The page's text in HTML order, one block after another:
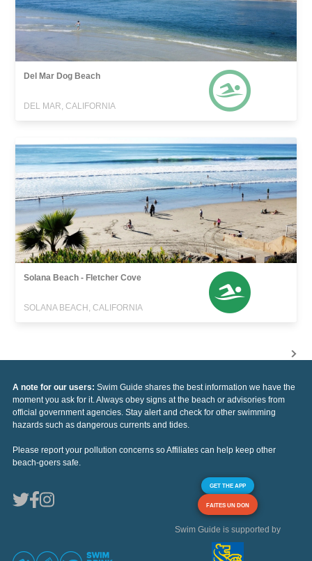
Del Mar Dog Beach
DEL MAR, CALIFORNIA
Solana Beach - Fletcher Cove
SOLANA BEACH, CALIFORNIA
A note for our users: Swim Guide shares the best information we have the
moment you ask for it. Always obey signs at the beach or advisories from
official government agencies. Stay alert and check for other swimming
hazards such as dangerous currents and tides.
Please report your pollution concerns so Affiliates can help keep other
beach-goers safe.
GET THE APP
FAITES UN DON
Swim Guide is supported by